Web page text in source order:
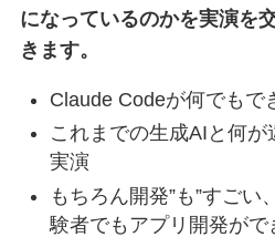
になっているのかを実演を
きます。
Claude Codeが何でもで
これまでの生成AIと何
実演
もちろん開発”も”すご
験者でもアプリ開発がで